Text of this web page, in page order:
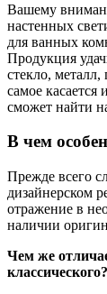
Вашему
настенных
для ванных
Продукция
стекло, металл,
самое
сможет найти
В чем
Прежде всего
дизайнерском
отражение в
наличии
Чем же